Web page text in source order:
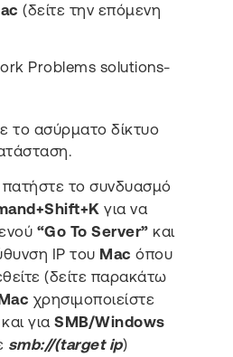
(δείτε την επόμενη
το ασύρματο δίκτυο
πατήστε το συνδυασμό
για να
“Go To Server” και
ΙΡ του Mac όπου
(δείτε παρακάτω
χρησιμοποιείστε
γιαSMB/Windows
smb://(target ip)